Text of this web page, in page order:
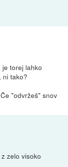
torej lahko
ni tako?
"odvržeš" snov
zelo visoko